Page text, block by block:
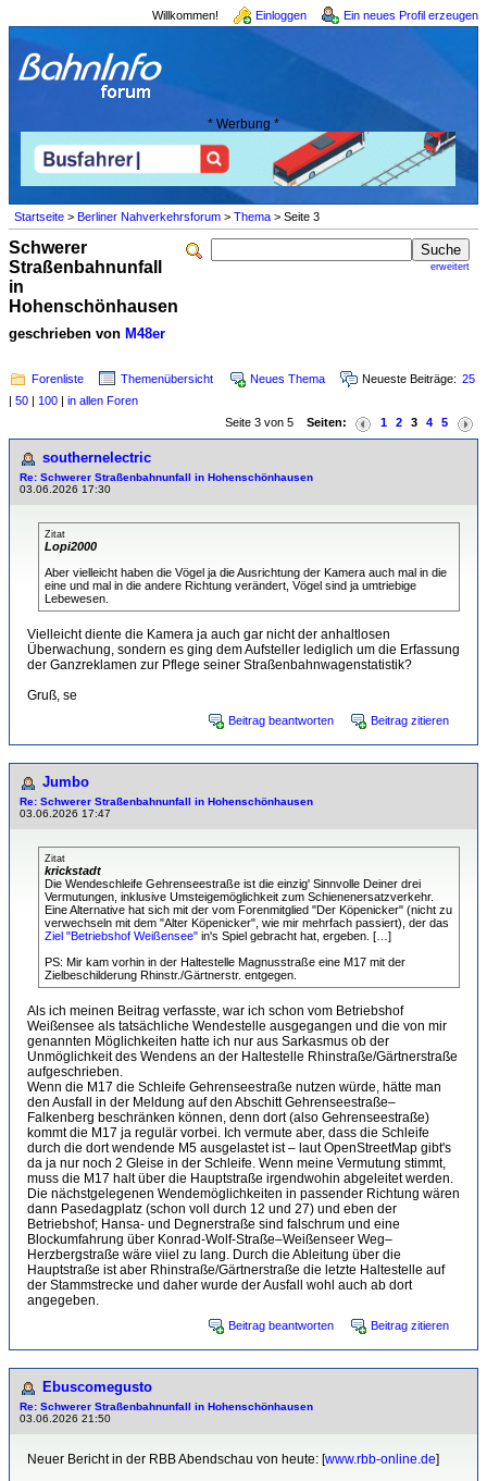
Willkommen! Einloggen Ein neues Profil erzeugen
* Werbung *
Startseite > Berliner Nahverkehrsforum > Thema > Seite 3
erweitert
Schwerer
Straßenbahnunfall
in
Hohenschönhausen
geschrieben von M48er
Forenliste Themenübersicht Neues Thema Neueste Beiträge: 25
| 50 | 100 | in allen Foren
Seite 3 von 5 Seiten: 1 2 3 4 5
southernelectric
Re: Schwerer Straßenbahnunfall in Hohenschönhausen
03.06.2026 17:30
Zitat
Lopi2000
Aber vielleicht haben die Vögel ja die Ausrichtung der Kamera auch mal in die
eine und mal in die andere Richtung verändert, Vögel sind ja umtriebige
Lebewesen.
Vielleicht diente die Kamera ja auch gar nicht der anhaltlosen
Überwachung, sondern es ging dem Aufsteller lediglich um die Erfassung
der Ganzreklamen zur Pflege seiner Straßenbahnwagenstatistik?
Gruß, se
Beitrag beantworten Beitrag zitieren
Jumbo
Re: Schwerer Straßenbahnunfall in Hohenschönhausen
03.06.2026 17:47
Zitat
krickstadt
Die Wendeschleife Gehrenseestraße ist die einzig' Sinnvolle Deiner drei
Vermutungen, inklusive Umsteigemöglichkeit zum Schienenersatzverkehr.
Eine Alternative hat sich mit der vom Forenmitglied "Der Köpenicker" (nicht zu
verwechseln mit dem "Alter Köpenicker", wie mir mehrfach passiert), der das
Ziel "Betriebshof Weißensee" in's Spiel gebracht hat, ergeben. […]
PS: Mir kam vorhin in der Haltestelle Magnusstraße eine M17 mit der
Zielbeschilderung Rhinstr./Gärtnerstr. entgegen.
Als ich meinen Beitrag verfasste, war ich schon vom Betriebshof
Weißensee als tatsächliche Wendestelle ausgegangen und die von mir
genannten Möglichkeiten hatte ich nur aus Sarkasmus ob der
Unmöglichkeit des Wendens an der Haltestelle Rhinstraße/Gärtnerstraße
aufgeschrieben.
Wenn die M17 die Schleife Gehrenseestraße nutzen würde, hätte man
den Ausfall in der Meldung auf den Abschitt Gehrenseestraße–
Falkenberg beschränken können, denn dort (also Gehrenseestraße)
kommt die M17 ja regulär vorbei. Ich vermute aber, dass die Schleife
durch die dort wendende M5 ausgelastet ist – laut OpenStreetMap gibt's
da ja nur noch 2 Gleise in der Schleife. Wenn meine Vermutung stimmt,
muss die M17 halt über die Hauptstraße irgendwohin abgeleitet werden.
Die nächstgelegenen Wendemöglichkeiten in passender Richtung wären
dann Pasedagplatz (schon voll durch 12 und 27) und eben der
Betriebshof; Hansa- und Degnerstraße sind falschrum und eine
Blockumfahrung über Konrad-Wolf-Straße–Weißenseer Weg–
Herzbergstraße wäre viiel zu lang. Durch die Ableitung über die
Hauptstraße ist aber Rhinstraße/Gärtnerstraße die letzte Haltestelle auf
der Stammstrecke und daher wurde der Ausfall wohl auch ab dort
angegeben.
Beitrag beantworten Beitrag zitieren
Ebuscomegusto
Re: Schwerer Straßenbahnunfall in Hohenschönhausen
03.06.2026 21:50
Neuer Bericht in der RBB Abendschau von heute: [www.rbb-online.de]